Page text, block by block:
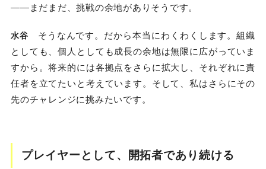
――まだまだ、挑戦の余地がありそうです。
水谷 そうなんです。だから本当にわくわくします。組織
としても、個人としても成長の余地は無限に広がっていま
すから。将来的には各拠点をさらに拡大し、それぞれに責
任者を立てたいと考えています。そして、私はさらにその
先のチャレンジに挑みたいです。
プレイヤーとして、開拓者であり続ける